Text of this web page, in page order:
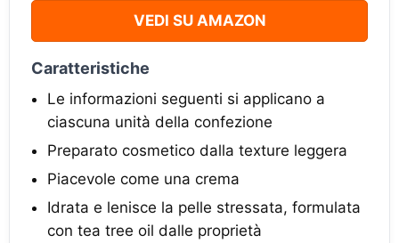
VEDI SU AMAZON
Caratteristiche
Le informazioni seguenti si applicano a
ciascuna unità della confezione
Preparato cosmetico dalla texture leggera
Piacevole come una crema
Idrata e lenisce la pelle stressata, formulata
con tea tree oil dalle proprietà